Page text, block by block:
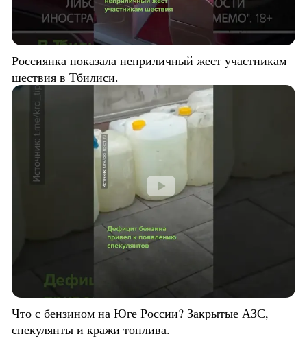
Россиянка показала неприличный жест участникам
шествия в Тбилиси.
Что с бензином на Юге России? Закрытые АЗС,
спекулянты и кражи топлива.